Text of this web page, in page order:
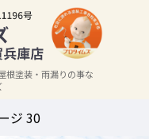
根塗装・雨漏りの事な
ジ 30